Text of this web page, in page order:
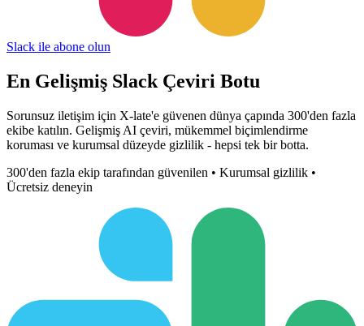
Slack ile abone olun
En Gelişmiş Slack Çeviri Botu
Sorunsuz iletişim için X-late'e güvenen dünya çapında 300'den fazla
ekibe katılın. Gelişmiş AI çeviri, mükemmel biçimlendirme
koruması ve kurumsal düzeyde gizlilik - hepsi tek bir botta.
300'den fazla ekip tarafından güvenilen • Kurumsal gizlilik •
Ücretsiz deneyin